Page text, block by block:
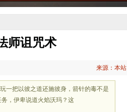
师诅咒术
来源：本站
一把以彼之道还施彼身，箭针的毒不是
，伊卑说道火焰沃玛？这